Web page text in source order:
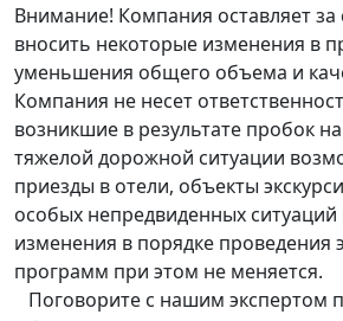
Внимание! Компания оставляет
вносить некоторые изменения в
уменьшения общего объема и
Компания не несет
возникшие в результате пробок
тяжелой дорожной ситуации
приезды в отели, объекты
особых непредвиденных
изменения в порядке проведения
программ при этом не меняется.
Поговорите с нашим экспертом